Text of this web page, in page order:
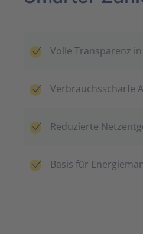
Volle Transparenz
Verbrauchsscharfe
Reduzierte
Basis für